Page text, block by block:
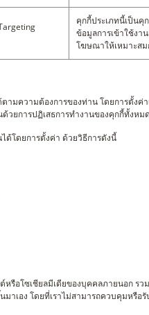
คุกกี้ประเภทนี้เป็นคุ
ข้อมูลการเข้าใช้งา
โฆษณาให้เหมาะส
ามความต้องการของท่าน โดยการตั้ง
วยการปฏิเสธการทำงานของคุกกี้ทั้ง
ด้โดยการตั้งค่า ด้วยวิธีการดังนี้
หรือโซเชียลมีเดียของบุคคลภายนอก ร
าเอง โดยที่เราไม่สามารถควบคุมหรื